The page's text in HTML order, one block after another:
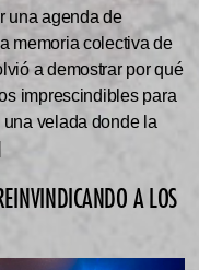
una agenda de
memoria colectiva de
a demostrar por qué
imprescindibles para
velada donde la
A LOS